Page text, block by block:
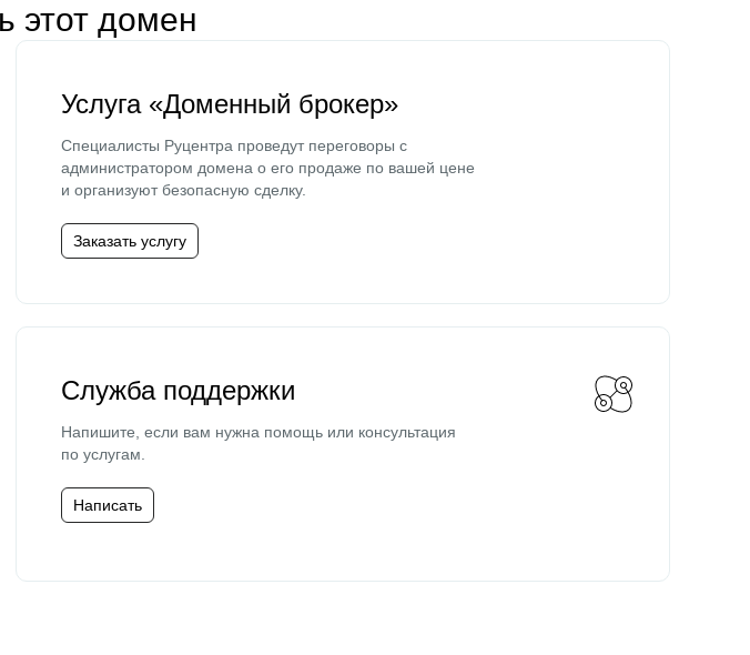
этот домен
Услуга «Доменный брокер»
Специалисты Руцентра проведут переговоры с
администратором домена о его продаже по вашей цене
и организуют безопасную сделку.
Заказать услугу
Служба поддержки
Напишите, если вам нужна помощь или консультация
по услугам.
Написать